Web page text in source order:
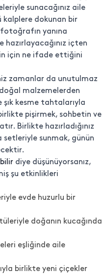
sunacağınız aile
kalplere dokunan bir
yanına
hazırlayacağınız içten
için ne ifade ettiğini
zamanlar da unutulmaz
malzemelerden
kesme tahtalarıyla
pişirmek, sohbetin ve
Birlikte hazırladığınız
sunmak, günün
diye düşünüyorsanız,
şu etkinlikleri
evde huzurlu bir
doğanın kucağında
eşliğinde aile
birlikte yeni çiçekler